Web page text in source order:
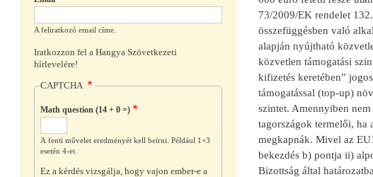
73/2009/EK rendelet
összefüggésben való
alapján nyújtható
közvetlen támogatási
kifizetés keretében”
támogatással (top-up)
szintet. Amennyiben
tagországok termelői, ha
megkapnák. Mivel az
bekezdés b) pontja ii)
Bizottság által
A feliratkozó email címe.
Iratkozzon fel a Hangya Szövetkezeti
hírlevelére!
CAPTCHA
Math question (14 + 0 =)
A fenti művelet eredményét kell beírni. Például 1+3
esetén 4-et.
Ez a kérdés vizsgálja, hogy vajon ember-e a